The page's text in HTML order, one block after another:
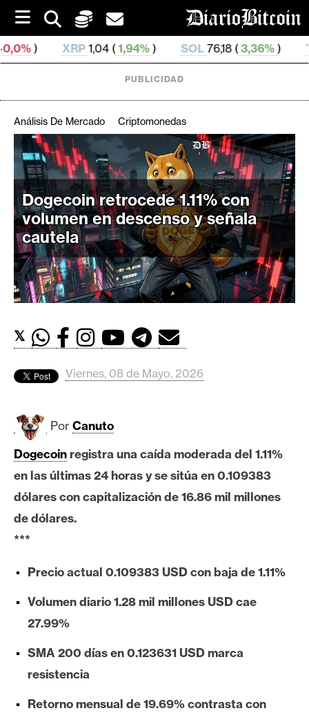
i
p
t
o
1,04 (1,94%) SOL76,18 ( 3,36%) TRX0,328 581 (
C
r
i
p
t
o
M
e
r
d
s
B
t
c
o
i
E
t
e
r
e
u
m
PUBLICIDAD
Análisis De Mercado Criptomonedas
Dogecoin retrocede 1.11% con
volumen en descenso y señala
cautela
𝕏
Viernes, 08 de Mayo, 2026
Por Canuto
Dogecoinregistra una caída moderada del 1.11%
en las últimas 24 horas y se sitúa en 0.109383
dólares con capitalización de 16.86 mil millones
de dólares.
***
Precio actual 0.109383 USD con baja de 1.11%
Volumen diario 1.28 mil millones USD cae
27.99%
SMA 200 días en 0.123631 USD marca
resistencia
Retorno mensual de 19.69% contrasta con